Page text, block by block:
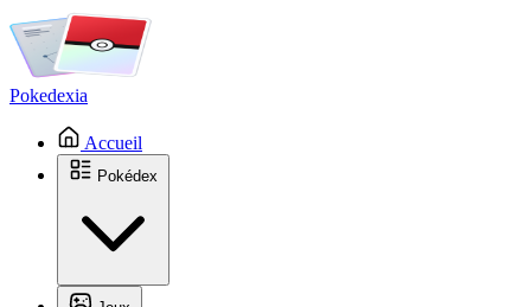
Pokedexia
Accueil